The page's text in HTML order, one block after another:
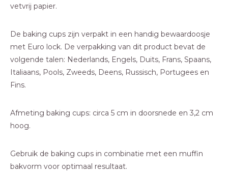
vetvrij papier.
De baking cups zijn verpakt in een handig bewaardoosje
met Euro lock. De verpakking van dit product bevat de
volgende talen: Nederlands, Engels, Duits, Frans, Spaans,
Italiaans, Pools, Zweeds, Deens, Russisch, Portugees en
Fins.
Afmeting baking cups: circa 5 cm in doorsnede en 3,2 cm
hoog.
Gebruik de baking cups in combinatie met een muffin
bakvorm voor optimaal resultaat.